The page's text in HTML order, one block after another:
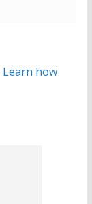
Learn how